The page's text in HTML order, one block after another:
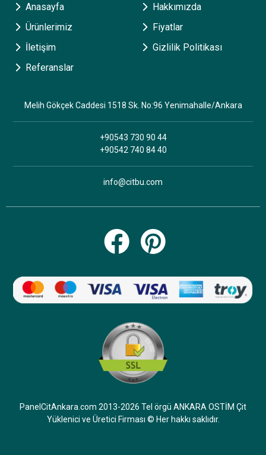
Anasayfa
Hakkımızda
Ürünlerimiz
Fiyatlar
İletişim
Gizlilik Politikası
Referanslar
Melih Gökçek Caddesi 1518 Sk. No:96 Yenimahalle/Ankara
+90543 730 90 44
+90542 740 84 40
info@citbu.com
PanelCitAnkara.com 2013-2026 Tel örgü ANKARA OSTİM Çit
Yüklenici ve Üretici Firması © Her hakkı saklıdır.